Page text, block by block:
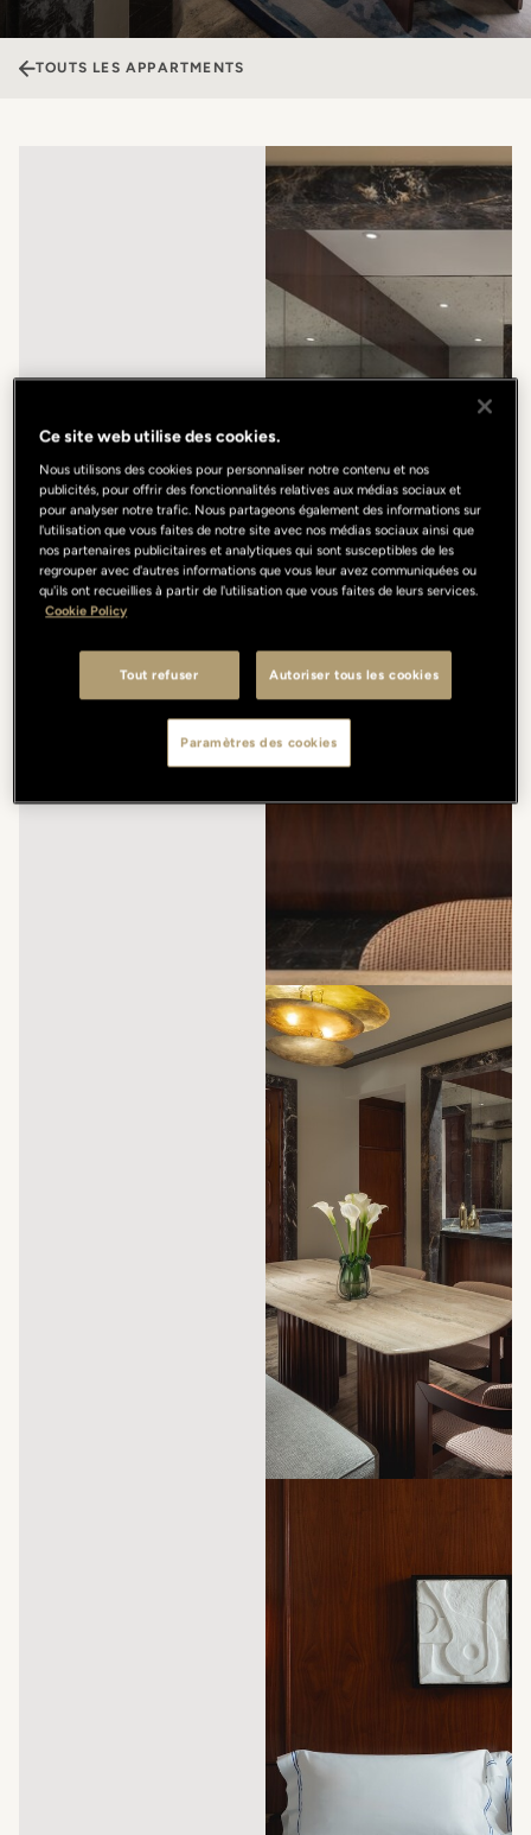
TOUTS LES APPARTMENTS
Ce site web utilise des cookies.
Nous utilisons des cookies pour personnaliser notre contenu et nos
publicités, pour offrir des fonctionnalités relatives aux médias sociaux et
pour analyser notre trafic. Nous partageons également des informations sur
l'utilisation que vous faites de notre site avec nos médias sociaux ainsi que
nos partenaires publicitaires et analytiques qui sont susceptibles de les
regrouper avec d'autres informations que vous leur avez communiquées ou
qu'ils ont recueillies à partir de l'utilisation que vous faites de leurs services.
Cookie Policy
Tout refuser Autoriser tous les cookies
Paramètres des cookies